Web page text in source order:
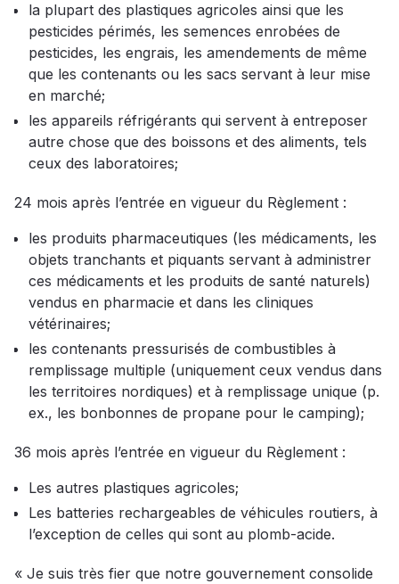
la plupart des plastiques agricoles ainsi que les
pesticides périmés, les semences enrobées de
pesticides, les engrais, les amendements de même
que les contenants ou les sacs servant à leur mise
en marché;
les appareils réfrigérants qui servent à entreposer
autre chose que des boissons et des aliments, tels
ceux des laboratoires;
24 mois après l’entrée en vigueur du Règlement :
les produits pharmaceutiques (les médicaments, les
objets tranchants et piquants servant à administrer
ces médicaments et les produits de santé naturels)
vendus en pharmacie et dans les cliniques
vétérinaires;
les contenants pressurisés de combustibles à
remplissage multiple (uniquement ceux vendus dans
les territoires nordiques) et à remplissage unique (p.
ex., les bonbonnes de propane pour le camping);
36 mois après l’entrée en vigueur du Règlement :
Les autres plastiques agricoles;
Les batteries rechargeables de véhicules routiers, à
l’exception de celles qui sont au plomb-acide.
« Je suis très fier que notre gouvernement consolide